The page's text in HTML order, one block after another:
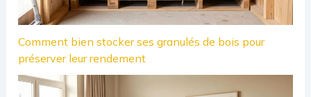
Comment bien stocker ses granulés de bois pour
préserver leur rendement